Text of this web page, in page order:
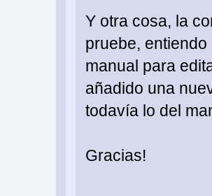
Y otra cosa, la
pruebe,
manual para
añadido una
todavía lo del
Gracias!